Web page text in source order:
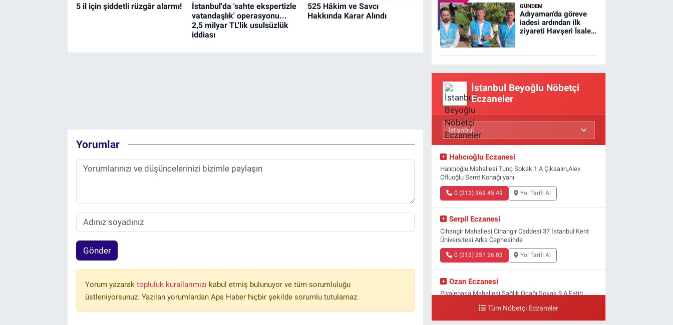
5 il için şiddetli rüzgâr alarmı!
İstanbul'da 'sahte ekspertizle
vatandaşlık' operasyonu...
2,5 milyar TL'lik usulsüzlük
iddiası
525 Hâkim ve Savcı
Hakkında Karar Alındı
Yorumlar
Gönder
Yorum yazarak topluluk kurallarımızı kabul etmiş bulunuyor ve tüm sorumluluğu
üstleniyorsunuz. Yazılan yorumlardan Aps Haber hiçbir şekilde sorumlu tutulamaz.
GÜNDEM
Adıyaman’da göreve
iadesi ardından ilk
ziyareti Havşeri İsale
İstanbul Beyoğlu Nöbetçi
Eczaneler
Halıcıoğlu Eczanesi
Halıcıoğlu Mahallesi Tunç Sokak 1 A Çıksalın,Alev
Ofluoğlu Semt Konağı yanı
0 (212) 369 45 49 Yol Tarifi Al
Serpil Eczanesi
Cihangir Mahallesi Cihangir Caddesi 37 İstanbul Kent
Üniversitesi Arka Cephesinde
0 (212) 251 26 83 Yol Tarifi Al
Ozan Eczanesi
Piyalepaşa Mahallesi Sağlık Ocağı Sokak 9 A Fatih
Tüm Nöbetçi Eczaneler